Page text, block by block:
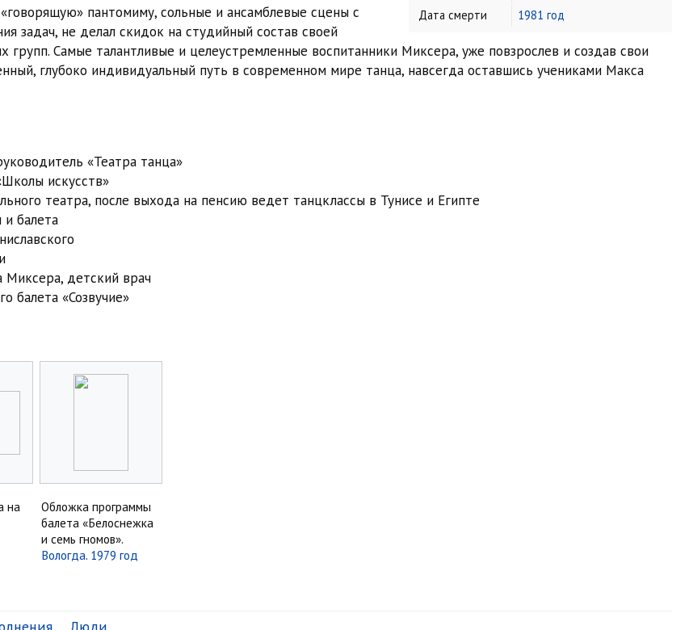
Дата смерти
1981 год
пантомиму, сольные и ансамблевые сцены с
задач, не делал скидок на студийный состав своей
групп. Самые талантливые и целеустремленные воспитанники Миксера, уже повзрослев и создав свои
глубоко индивидуальный путь в современном мире танца, навсегда оставшись учениками Макса
«Театра танца»
искусств»
театра, после выхода на пенсию ведет танцклассы в Тунисе и Египте
и балета
Миксера, детский врач
балета «Созвучие»
на
Обложка программы
балета «Белоснежка
и семь гномов».
Вологда. 1979 год